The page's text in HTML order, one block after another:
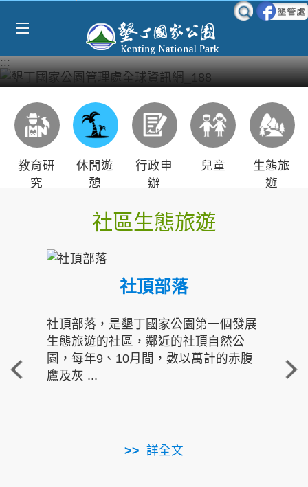
:::
教育研
究
休閒遊
憩
行政申
辦
兒童
生態旅
遊
社區生態旅遊
社頂部落
社頂部落，是墾丁國家公園第一個發展
生態旅遊的社區，鄰近的社頂自然公
園，每年9、10月間，數以萬計的赤腹
鷹及灰 ...
詳全文
重
走進